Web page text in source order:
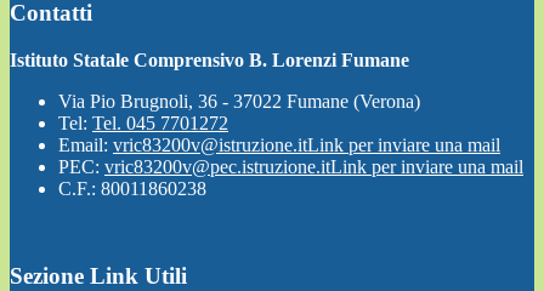
Contatti
Istituto Statale Comprensivo B. Lorenzi Fumane
Via Pio Brugnoli, 36 - 37022 Fumane (Verona)
Tel: Tel. 045 7701272
Email: vric83200v@istruzione.itLink per inviare una mail
PEC: vric83200v@pec.istruzione.itLink per inviare una mail
C.F.: 80011860238
Sezione Link Utili